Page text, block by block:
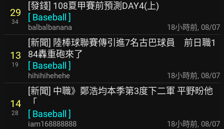
29
34
[發錢] 108夏甲賽前預測DAY4(上)
[ Baseball ]
balbalbanana 18小時前, 08/07
13
19
[新聞] 陸棒球聯賽傳引進7名古巴球員 前日職1
84轟重砲來了
[ Baseball ]
hihihihehehe 18小時前, 08/07
14
28
[新聞] 中職》鄭浩均本季第3度下二軍 平野盼他
「
[ Baseball ]
iam168888888 18小時前, 08/07